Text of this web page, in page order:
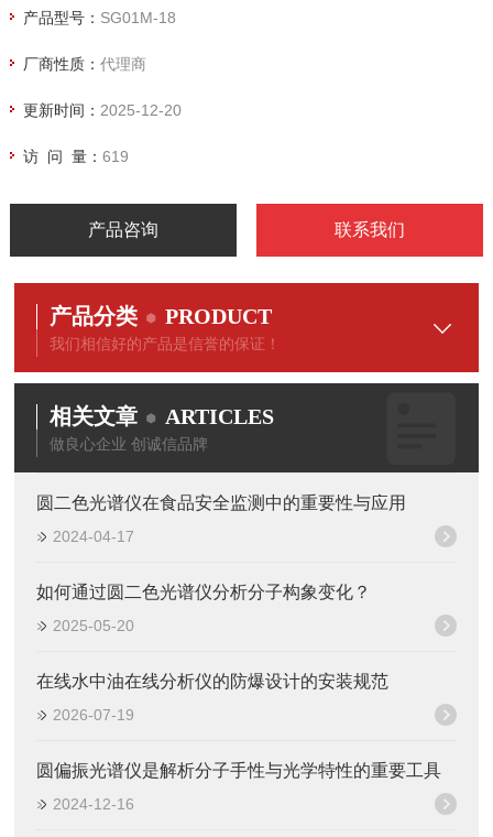
3200 nA 的电流
产品型号： SG01M-18
厂商性质： 代理商
更新时间： 2025-12-20
访 问 量： 619
产品咨询 联系我们
产品分类 PRODUCT
我们相信好的产品是信誉的保证！
相关文章 ARTICLES
做良心企业 创诚信品牌
圆二色光谱仪在食品安全监测中的重要性与应用
2024-04-17
如何通过圆二色光谱仪分析分子构象变化？
2025-05-20
在线水中油在线分析仪的防爆设计的安装规范
2026-07-19
圆偏振光谱仪是解析分子手性与光学特性的重要工具
2024-12-16